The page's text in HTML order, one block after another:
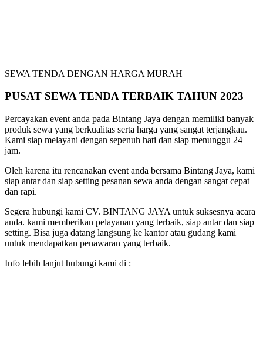
SEWA TENDA DENGAN HARGA MURAH
PUSAT SEWA TENDA TERBAIK TAHUN 2023
Percayakan event anda pada Bintang Jaya dengan memiliki banyak
produk sewa yang berkualitas serta harga yang sangat terjangkau.
Kami siap melayani dengan sepenuh hati dan siap menunggu 24
jam.
Oleh karena itu rencanakan event anda bersama Bintang Jaya, kami
siap antar dan siap setting pesanan sewa anda dengan sangat cepat
dan rapi.
Segera hubungi kami CV. BINTANG JAYA untuk suksesnya acara
anda. kami memberikan pelayanan yang terbaik, siap antar dan siap
setting. Bisa juga datang langsung ke kantor atau gudang kami
untuk mendapatkan penawaran yang terbaik.
Info lebih lanjut hubungi kami di :